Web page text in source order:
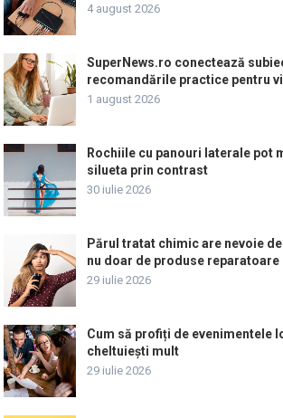
4 august 2026
SuperNews.ro conectează
recomandările practice pentru
1 august 2026
Rochiile cu panouri laterale pot
silueta prin contrast
30 iulie 2026
Părul tratat chimic are nevoie
nu doar de produse reparatoare
29 iulie 2026
Cum să profiți de evenimentele
cheltuiești mult
29 iulie 2026